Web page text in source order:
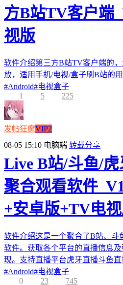
方B站TV客户端
视版
软件介绍第三方B站TV客户端的
放，适用手机/电视/盒子刷B站的
#Android#电视盒子
1
5 225
发帖狂魔VIP2
08-05 15:10 电脑端 转载分享
Live B站/斗鱼/
聚合观看软件
+安卓版+TV电
软件介绍这是一个聚合了B站、斗
软件。获取各个平台的直播信息
现。支持直播平台虎牙直播斗鱼
#Android#电视盒子
0
23 745